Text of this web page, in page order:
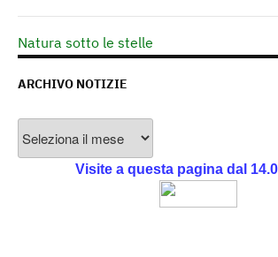
Natura sotto le stelle
ARCHIVO NOTIZIE
Visite a questa pagina dal